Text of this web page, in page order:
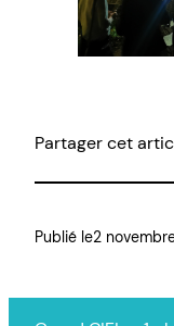
Partager cet
Publié le2